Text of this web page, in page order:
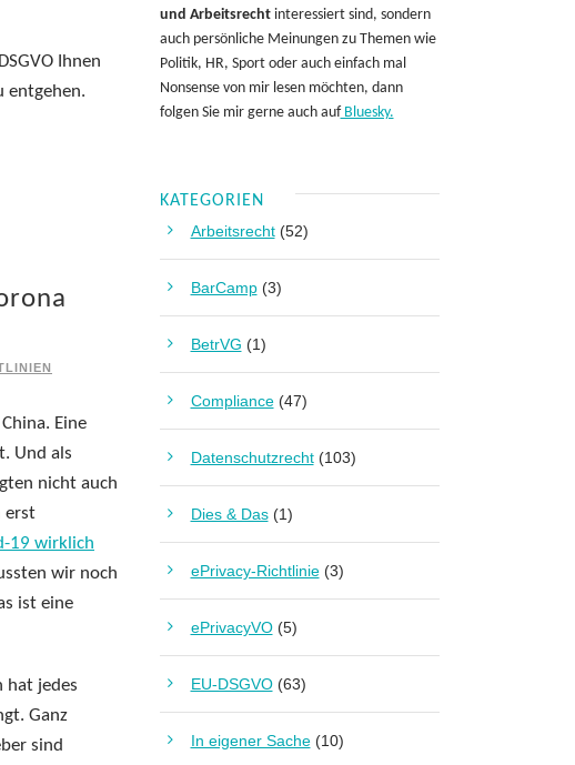
Ihnen
entgehen.
Eine
Und als
nicht auch
erst
19 wirklich
wir noch
ist eine
hat jedes
Ganz
sind
und Arbeitsrechtinteressiert sind, sondern
auch persönliche Meinungen zu Themen wie
Politik, HR, Sport oder auch einfach mal
Nonsense von mir lesen möchten, dann
folgen Sie mir gerne auch aufBluesky.
KATEGORIEN
Arbeitsrecht(52)
BarCamp(3)
BetrVG (1)
Compliance(47)
Datenschutzrecht(103)
Dies & Das(1)
ePrivacy-Richtlinie(3)
ePrivacyVO(5)
EU-DSGVO(63)
In eigener Sache(10)